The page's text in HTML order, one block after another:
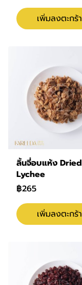
เพิ่มลงตะกร้า
ลิ้นจี่อบแห้ง Dried
Lychee
฿265
เพิ่มลงตะกร้า